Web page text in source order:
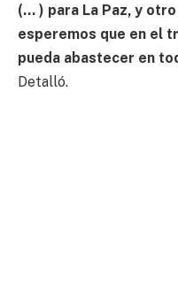
(… ) para La Paz, y
esperemos que en el
pueda abastecer en
Detalló.